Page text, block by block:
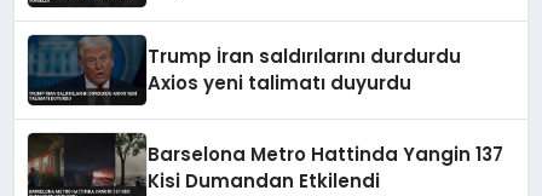
Trump İran saldırılarını durdurdu
Axios yeni talimatı duyurdu
Barselona Metro Hattinda Yangin 137
Kisi Dumandan Etkilendi